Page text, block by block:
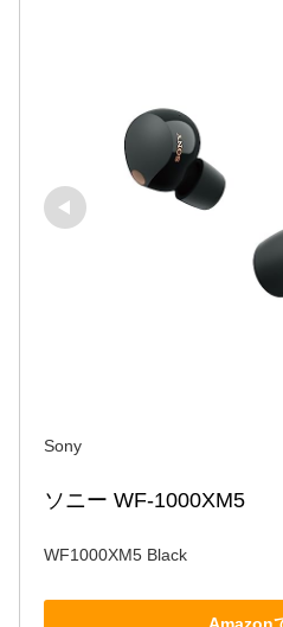
Sony
ソニー WF-1000XM5
WF1000XM5 Black